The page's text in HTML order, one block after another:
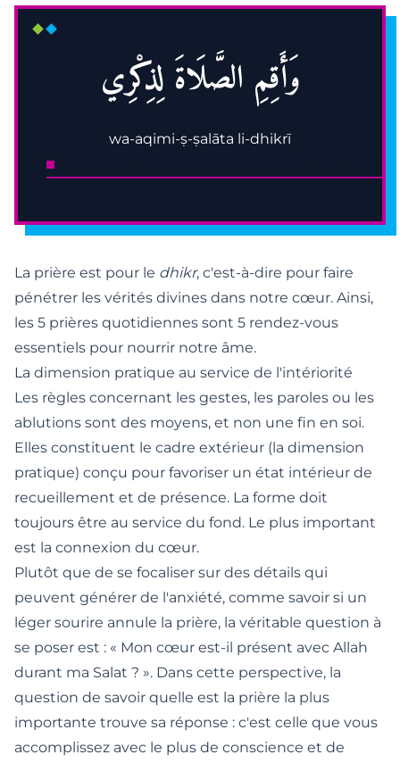
وَأَقِمِ الصَّلَاةَ لِذِكْرِي
wa-aqimi-ṣ-ṣalāta li-dhikrī
La prière est pour le dhikr, c'est-à-dire pour faire
pénétrer les vérités divines dans notre cœur. Ainsi,
les 5 prières quotidiennes sont 5 rendez-vous
essentiels pour nourrir notre âme.
La dimension pratique au service de l'intériorité
Les règles concernant les gestes, les paroles ou les
ablutions sont des moyens, et non une fin en soi.
Elles constituent le cadre extérieur (la dimension
pratique) conçu pour favoriser un état intérieur de
recueillement et de présence. La forme doit
toujours être au service du fond. Le plus important
est la connexion du cœur.
Plutôt que de se focaliser sur des détails qui
peuvent générer de l'anxiété, comme savoir si un
léger sourire annule la prière, la véritable question à
se poser est : « Mon cœur est-il présent avec Allah
durant ma Salat ? ». Dans cette perspective, la
question de savoir quelle est la prière la plus
importante trouve sa réponse : c'est celle que vous
accomplissez avec le plus de conscience et de